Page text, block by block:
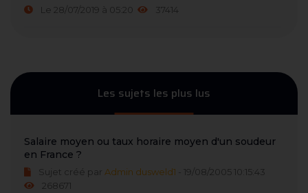
Le 28/07/2019 à 05:20 37414
Les sujets les plus lus
Salaire moyen ou taux horaire moyen d'un soudeur
en France ?
Sujet créé par Admin dusweld1 - 19/08/2005 10:15:43
268671